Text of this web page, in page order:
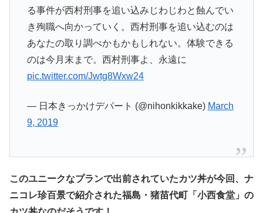
る事件が西村刑事を追い込みじわじわと蝕んでい
き殉職へ向かっていく。西村刑事を追い込むのは
あなたの取り調べかもかもしれない。体験できる
のは今月末まで。西村刑事よ、永遠に
pic.twitter.com/Jwtg8Wxw24
— 日本きっかけデパート (@nihonkikkake) March
9, 2019
このユニークなプランで出前されていたカツ丼が今回、ナ
ニコレ珍百景で紹介された福島・猪苗代町「小西食堂」の